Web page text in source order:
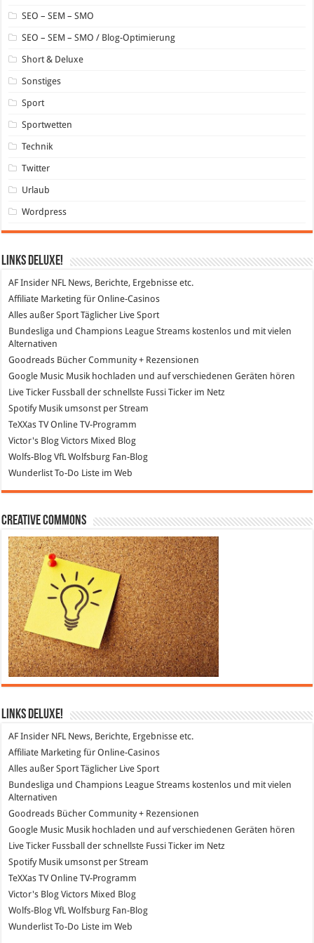
SEO – SEM – SMO
SEO – SEM – SMO / Blog-Optimierung
Short & Deluxe
Sonstiges
Sport
Sportwetten
Technik
Twitter
Urlaub
Wordpress
Links DeLuXe!
AF Insider NFL News, Berichte, Ergebnisse etc.
Affiliate Marketing für Online-Casinos
Alles außer SportTäglicher Live Sport
Bundesliga und Champions League Streams kostenlos und mit vielen
Alternativen
Goodreads Bücher Community + Rezensionen
Google Music Musik hochladen und auf verschiedenen Geräten hören
Live Ticker Fussball
der schnellste Fussi Ticker im Netz
SpotifyMusik umsonst per Stream
TeXXas TVOnline TV-Programm
Victor's Blog Victors Mixed Blog
Wolfs-Blog VfL Wolfsburg Fan-Blog
WunderlistTo-Do Liste im Web
Creative Commons
Links DeLuXe!
AF Insider NFL News, Berichte, Ergebnisse etc.
Affiliate Marketing für Online-Casinos
Alles außer Sport Täglicher Live Sport
Bundesliga und Champions League Streams kostenlos und mit vielen
Alternativen
Goodreads Bücher Community + Rezensionen
Google Music Musik hochladen und auf verschiedenen Geräten hören
Live Ticker Fussball der schnellste Fussi Ticker im Netz
SpotifyMusik umsonst per Stream
TeXXas TVOnline TV-Programm
Victor's Blog Victors Mixed Blog
Wolfs-Blog VfL Wolfsburg Fan-Blog
Wunderlist To-Do Liste im Web